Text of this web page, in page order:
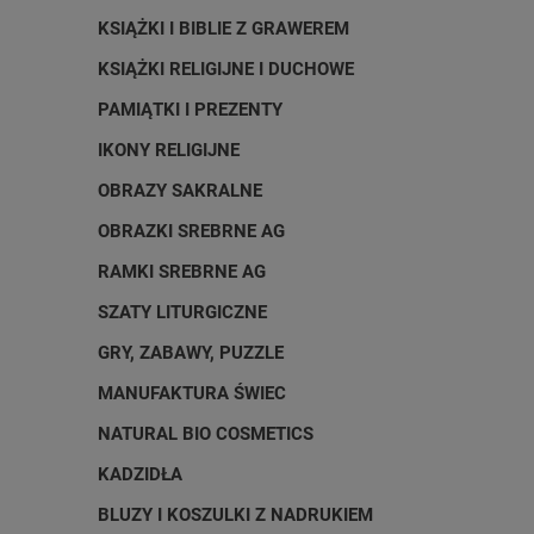
KSIĄŻKI I BIBLIE Z GRAWEREM
KSIĄŻKI RELIGIJNE I DUCHOWE
PAMIĄTKI I PREZENTY
IKONY RELIGIJNE
OBRAZY SAKRALNE
OBRAZKI SREBRNE AG
RAMKI SREBRNE AG
SZATY LITURGICZNE
GRY, ZABAWY, PUZZLE
MANUFAKTURA ŚWIEC
NATURAL BIO COSMETICS
KADZIDŁA
BLUZY I KOSZULKI Z NADRUKIEM